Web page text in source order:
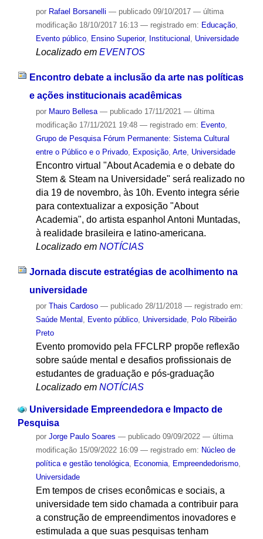
por Rafael Borsanelli — publicado09/10/2017 — última
modificação18/10/2017 16:13 — registrado em: Educação,
Evento público, Ensino Superior, Institucional , Universidade
Localizado em EVENTOS
Encontro debate a inclusão da arte nas políticas
e ações institucionais acadêmicas
por Mauro Bellesa — publicado17/11/2021 — última
modificação17/11/2021 19:48 — registrado em: Evento,
Grupo de Pesquisa Fórum Permanente: Sistema Cultural
entre o Público e o Privado, Exposição, Arte, Universidade
Encontro virtual "About Academia e o debate do
Stem & Steam na Universidade" será realizado no
dia 19 de novembro, às 10h. Evento integra série
para contextualizar a exposição "About
Academia", do artista espanhol Antoni Muntadas,
à realidade brasileira e latino-americana.
Localizado em NOTÍCIAS
Jornada discute estratégias de acolhimento na
universidade
por Thais Cardoso — publicado28/11/2018 — registrado em:
Saúde Mental
Evento público, Universidade, Polo Ribeirão
Preto
Evento promovido pela FFCLRP propõe reflexão
sobre saúde mental e desafios profissionais de
estudantes de graduação e pós-graduação
Localizado em NOTÍCIAS
Universidade Empreendedora e Impacto de
Pesquisa
por Jorge Paulo Soares — publicado09/09/2022 — última
modificação15/09/2022 16:09 — registrado em: Núcleo de
política e gestão tenológica, Economia, Empreendedorismo,
Universidade
Em tempos de crises econômicas e sociais, a
universidade tem sido chamada a contribuir para
a construção de empreendimentos inovadores e
estimulada a que suas pesquisas tenham